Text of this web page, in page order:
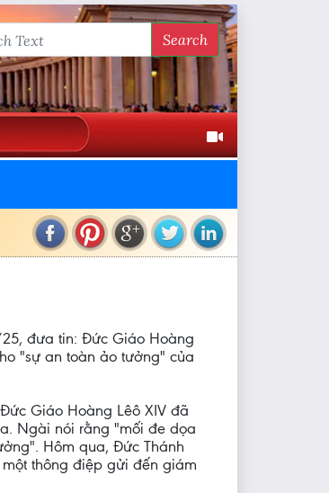
Search
đưa tin: Đức Giáo Hoàng
"sự an toàn ảo tưởng" của
Giáo Hoàng Lêô XIV đã
Ngài nói rằng "mối đe dọa
Hôm qua, Đức Thánh
thông điệp gửi đến giám